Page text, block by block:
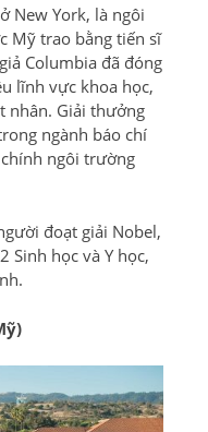
New York, là ngôi
Mỹ trao bằng tiến sĩ
Columbia đã đóng
lĩnh vực khoa học,
nhân. Giải thưởng
ngành báo chí
ngôi trường
đoạt giải Nobel,
Sinh học và Y học,